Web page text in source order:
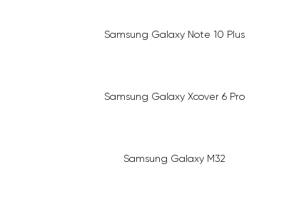
Samsung Galaxy Note 10 Plus
Samsung Galaxy Xcover 6 Pro
Samsung Galaxy M32